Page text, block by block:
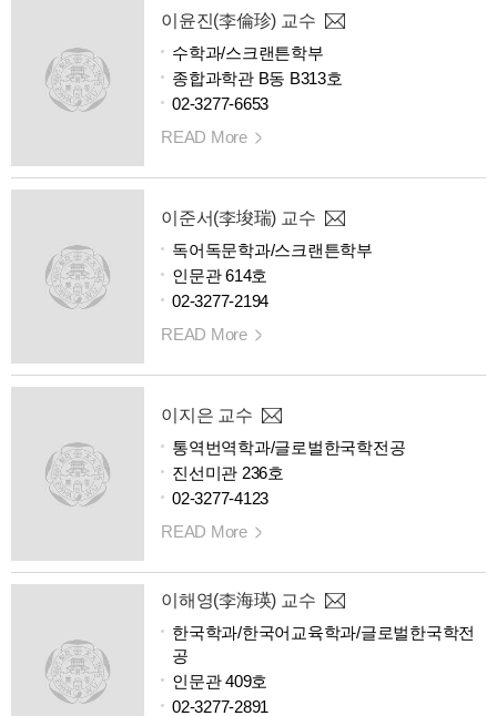
이윤진(李倫珍) 교수
수학과/스크랜튼학부
종합과학관 B동 B313호
02-3277-6653
READ More
이준서(李埈瑞) 교수
독어독문학과/스크랜튼학부
인문관 614호
02-3277-2194
READ More
이지은 교수
통역번역학과/글로벌한국학전공
진선미관 236호
02-3277-4123
READ More
이해영(李海瑛) 교수
한국학과/한국어교육학과/글로벌한국학전
공
인문관 409호
02-3277-2891